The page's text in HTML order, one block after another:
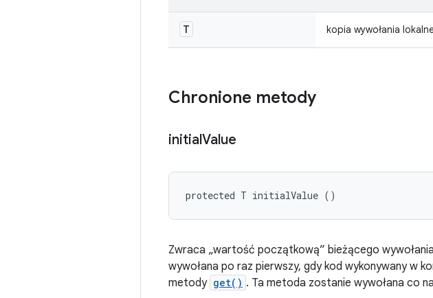
T kopia wywołania
Chronione metody
initialValue
protected T initialValue ()
Zwraca „wartość początkową” bieżącego
wywołana po raz pierwszy, gdy kod wykonywany w
metody get() . Ta metoda zostanie wywołana co